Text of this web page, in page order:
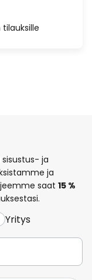
ja
ja
saat 15 %
Yritys